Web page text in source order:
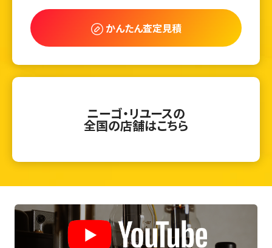
かんたん査定見積
ニーゴ・リユースの
全国の店舗はこちら